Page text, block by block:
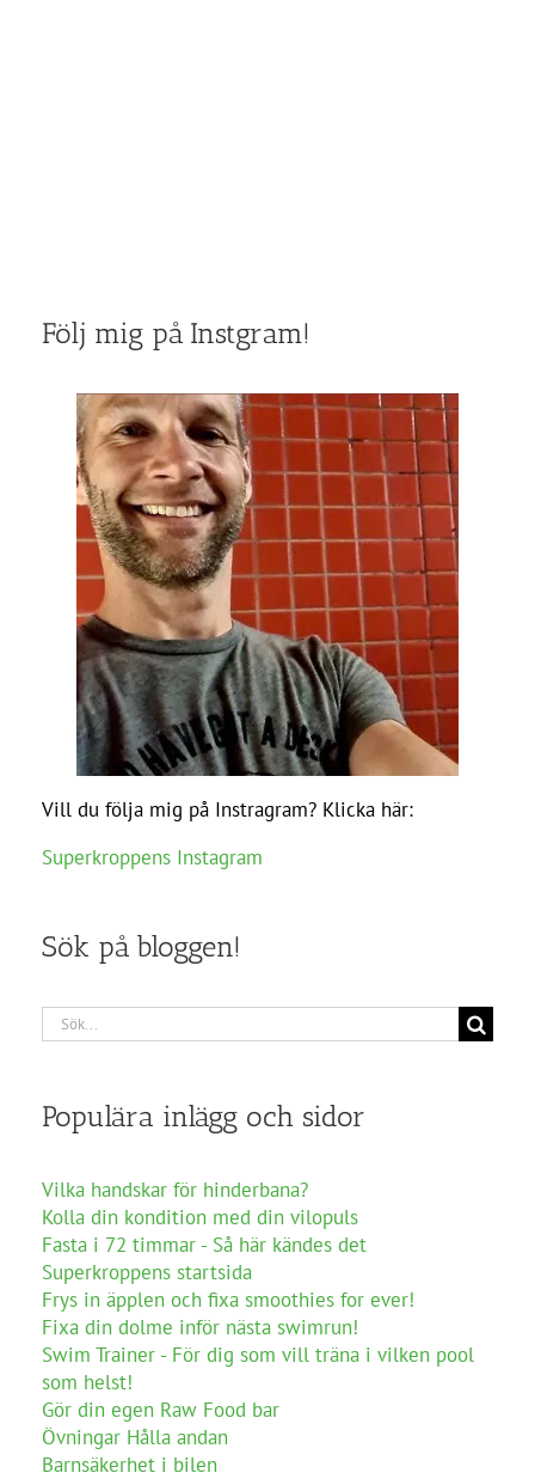
Följ mig på Instgram!
Vill du följa mig på Instragram? Klicka här:
Superkroppens Instagram
Sök på bloggen!
Sök
efter:
Populära inlägg och sidor
Vilka handskar för hinderbana?
Kolla din kondition med din vilopuls
Fasta i 72 timmar - Så här kändes det
Superkroppens startsida
Frys in äpplen och fixa smoothies for ever!
Fixa din dolme inför nästa swimrun!
Swim Trainer - För dig som vill träna i vilken pool
som helst!
Gör din egen Raw Food bar
Övningar Hålla andan
Barnsäkerhet i bilen